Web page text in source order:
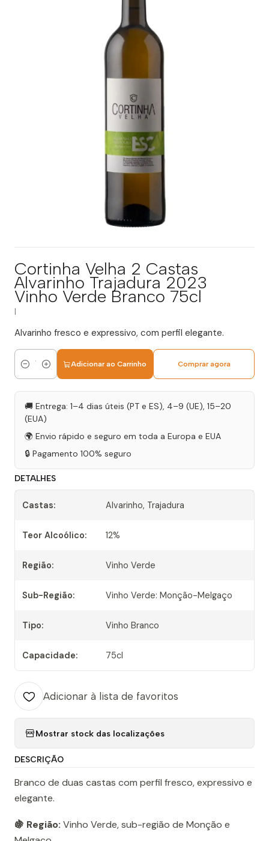
Cortinha Velha 2 Castas
Alvarinho Trajadura 2023
Vinho Verde Branco 75cl
Alvarinho fresco e expressivo, com perfil elegante.
Quantidade
Adicionar ao Carrinho Comprar agora
🚚 Entrega: 1–4 dias úteis (PT e ES), 4–9 (UE), 15–20
(EUA)
🌍 Envio rápido e seguro em toda a Europa e EUA
🔒 Pagamento 100% seguro
DETALHES
Castas: Alvarinho, Trajadura
Teor Alcoólico: 12%
Região: Vinho Verde
Sub-Região: Vinho Verde: Monção-Melgaço
Tipo: Vinho Branco
Capacidade: 75cl
Adicionar à lista de favoritos
Mostrar stock das localizações
DESCRIÇÃO
Branco de duas castas com perfil fresco, expressivo e
elegante.
🍇 Região: Vinho Verde, sub-região de Monção e